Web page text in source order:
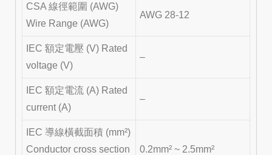
CSA 線徑範圍 (AWG)
Wire Range (AWG)
AWG 28-12
IEC 額定電壓 (V) Rated
voltage (V)
–
IEC 額定電流 (A) Rated
current (A)
–
IEC 導線橫截面積 (mm²)
Conductor cross section
0.2mm² ~ 2.5mm²